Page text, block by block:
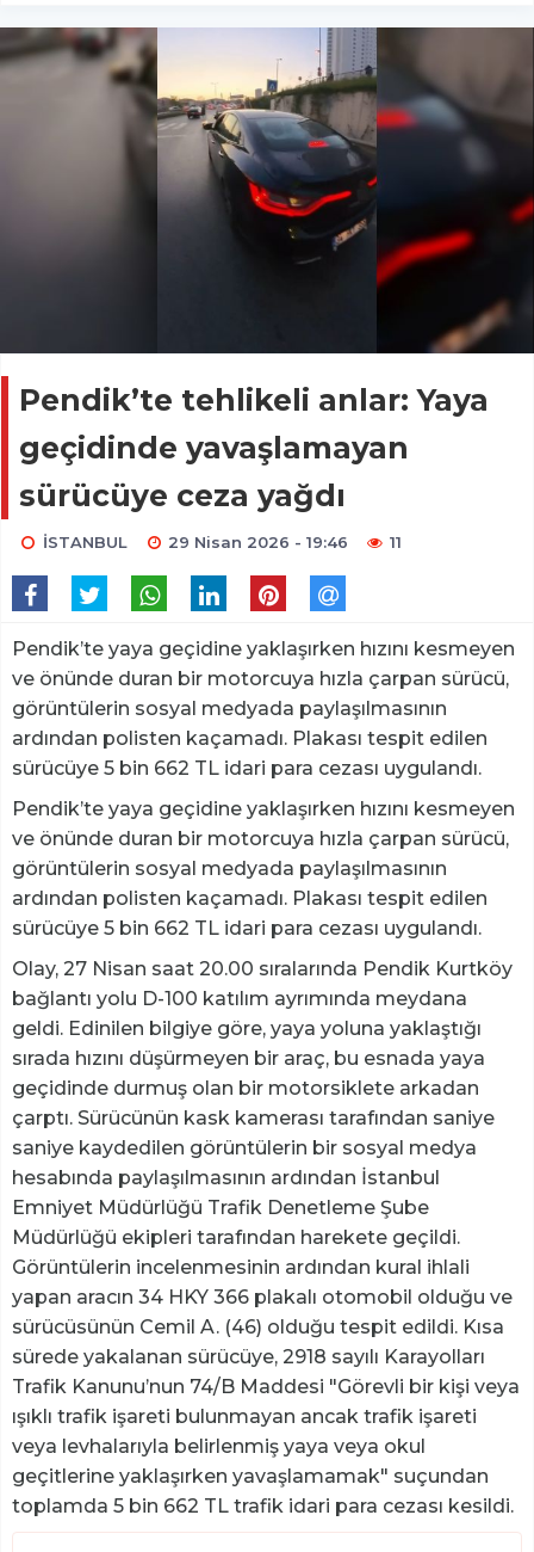
Pendik’te tehlikeli anlar: Yaya
geçidinde yavaşlamayan
sürücüye ceza yağdı
İSTANBUL 29 Nisan 2026 - 19:46 11
Pendik’te yaya geçidine yaklaşırken hızını kesmeyen
ve önünde duran bir motorcuya hızla çarpan sürücü,
görüntülerin sosyal medyada paylaşılmasının
ardından polisten kaçamadı. Plakası tespit edilen
sürücüye 5 bin 662 TL idari para cezası uygulandı.
Pendik’te yaya geçidine yaklaşırken hızını kesmeyen
ve önünde duran bir motorcuya hızla çarpan sürücü,
görüntülerin sosyal medyada paylaşılmasının
ardından polisten kaçamadı. Plakası tespit edilen
sürücüye 5 bin 662 TL idari para cezası uygulandı.
Olay, 27 Nisan saat 20.00 sıralarında Pendik Kurtköy
bağlantı yolu D-100 katılım ayrımında meydana
geldi. Edinilen bilgiye göre, yaya yoluna yaklaştığı
sırada hızını düşürmeyen bir araç, bu esnada yaya
geçidinde durmuş olan bir motorsiklete arkadan
çarptı. Sürücünün kask kamerası tarafından saniye
saniye kaydedilen görüntülerin bir sosyal medya
hesabında paylaşılmasının ardından İstanbul
Emniyet Müdürlüğü Trafik Denetleme Şube
Müdürlüğü ekipleri tarafından harekete geçildi.
Görüntülerin incelenmesinin ardından kural ihlali
yapan aracın 34 HKY 366 plakalı otomobil olduğu ve
sürücüsünün Cemil A. (46) olduğu tespit edildi. Kısa
sürede yakalanan sürücüye, 2918 sayılı Karayolları
Trafik Kanunu’nun 74/B Maddesi "Görevli bir kişi veya
ışıklı trafik işareti bulunmayan ancak trafik işareti
veya levhalarıyla belirlenmiş yaya veya okul
geçitlerine yaklaşırken yavaşlamamak" suçundan
toplamda 5 bin 662 TL trafik idari para cezası kesildi.